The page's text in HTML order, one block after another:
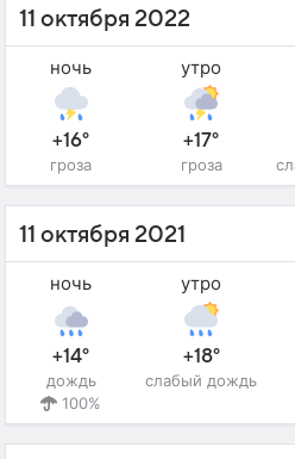
11 октября 2022
ночь
+16°
гроза
утро
+17°
гроза
11 октября 2021
ночь
+14°
дождь
100%
утро
+18°
слабый дождь